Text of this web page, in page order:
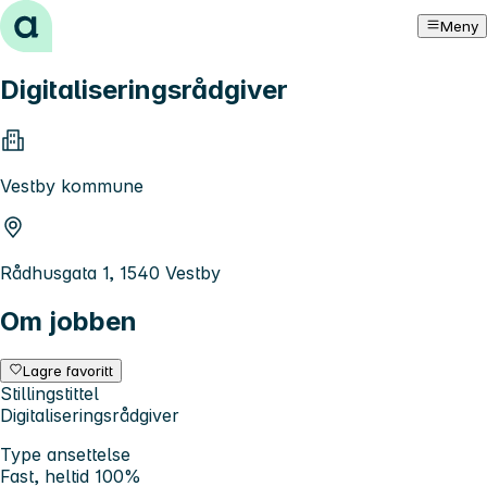
Hopp til innhold Meny
Digitaliseringsrådgiver
Vestby kommune
Rådhusgata 1, 1540 Vestby
Om jobben
Lagre favoritt
Stillingstittel
Digitaliseringsrådgiver
Type ansettelse
Fast, heltid 100%